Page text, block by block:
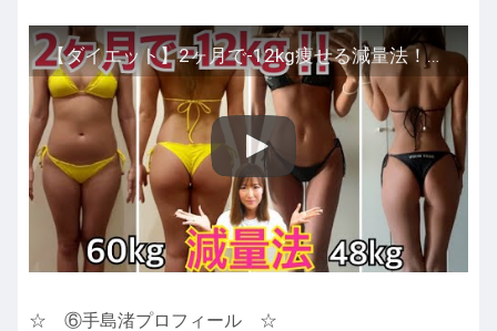
【ダイエット】2ヶ月で-12kg痩せる減量法！！！【ボディコン優勝者伝授】
☆ ⑥手島渚プロフィール ☆